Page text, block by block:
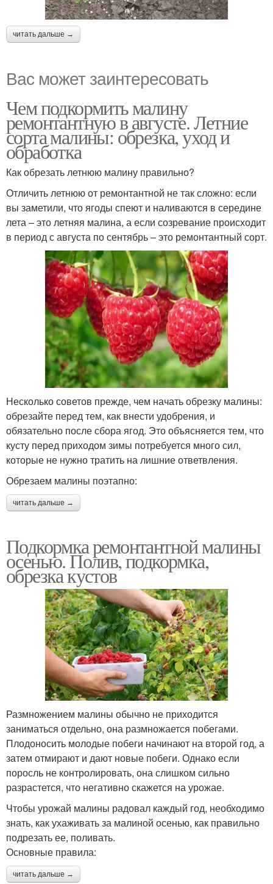
читать дальше →
Вас может заинтересовать
Чем подкормить малину
ремонтантную в августе. Летние
сорта малины: обрезка, уход и
обработка
Как обрезать летнюю малину правильно?
Отличить летнюю от ремонтантной не так сложно: если
вы заметили, что ягоды спеют и наливаются в середине
лета – это летняя малина, а если созревание происходит
в период с августа по сентябрь – это ремонтантный сорт.
Несколько советов прежде, чем начать обрезку малины:
обрезайте перед тем, как внести удобрения, и
обязательно после сбора ягод. Это объясняется тем, что
кусту перед приходом зимы потребуется много сил,
которые не нужно тратить на лишние ответвления.
Обрезаем малины поэтапно:
читать дальше →
Подкормка ремонтантной малины
осенью. Полив, подкормка,
обрезка кустов
Размножением малины обычно не приходится
заниматься отдельно, она размножается побегами.
Плодоносить молодые побеги начинают на второй год, а
затем отмирают и дают новые побеги. Однако если
поросль не контролировать, она слишком сильно
разрастется, что негативно скажется на урожае.
Чтобы урожай малины радовал каждый год, необходимо
знать, как ухаживать за малиной осенью, как правильно
подрезать ее, поливать.
Основные правила:
читать дальше →